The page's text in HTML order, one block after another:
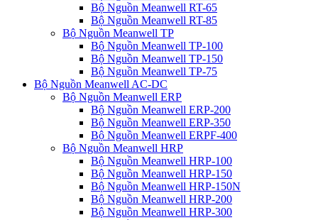
Bộ Nguồn Meanwell RT-65
Bộ Nguồn Meanwell RT-85
Bộ Nguồn Meanwell TP
Bộ Nguồn Meanwell TP-100
Bộ Nguồn Meanwell TP-150
Bộ Nguồn Meanwell TP-75
Bộ Nguồn Meanwell AC-DC
Bộ Nguồn Meanwell ERP
Bộ Nguồn Meanwell ERP-200
Bộ Nguồn Meanwell ERP-350
Bộ Nguồn Meanwell ERPF-400
Bộ Nguồn Meanwell HRP
Bộ Nguồn Meanwell HRP-100
Bộ Nguồn Meanwell HRP-150
Bộ Nguồn Meanwell HRP-150N
Bộ Nguồn Meanwell HRP-200
Bộ Nguồn Meanwell HRP-300